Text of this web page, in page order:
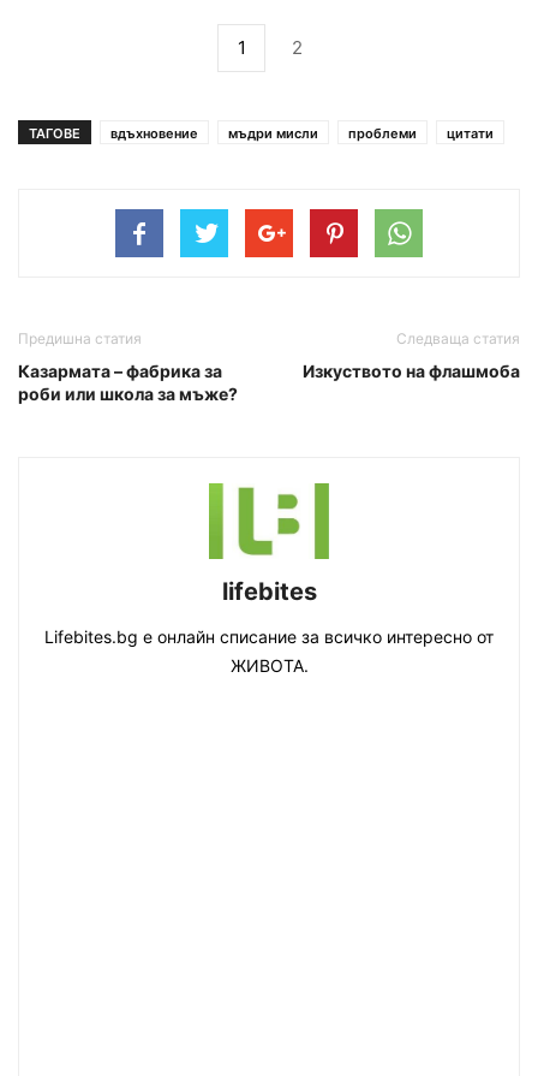
1 2
ТАГОВЕ вдъхновение мъдри мисли проблеми цитати
Предишна статия
Казармата – фабрика за
роби или школа за мъже?
Следваща статия
Изкуството на флашмоба
lifebites
Lifebites.bg е онлайн списание за всичко интересно от
ЖИВОТА.